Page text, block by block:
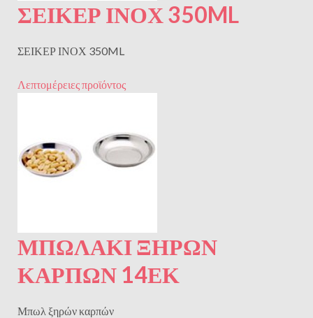
ΣΕΙΚΕΡ ΙΝΟΧ 350ML
ΣΕΙΚΕΡ ΙΝΟΧ 350ML
Λεπτομέρειες προϊόντος
ΜΠΩΛΑΚΙ ΞΗΡΩΝ
ΚΑΡΠΩΝ 14ΕΚ
Μπωλ ξηρών καρπών